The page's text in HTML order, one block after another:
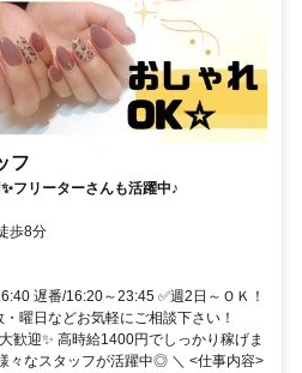
フ
フリーターさんも活躍中♪
歩8分
遅番/16:20～23:45 ✅週2日～ＯＫ！
曜日などお気軽にご相談下さい！
歓迎✨ 高時給1400円でしっかり稼げま
々なスタッフが活躍中◎ ＼ <仕事内容>